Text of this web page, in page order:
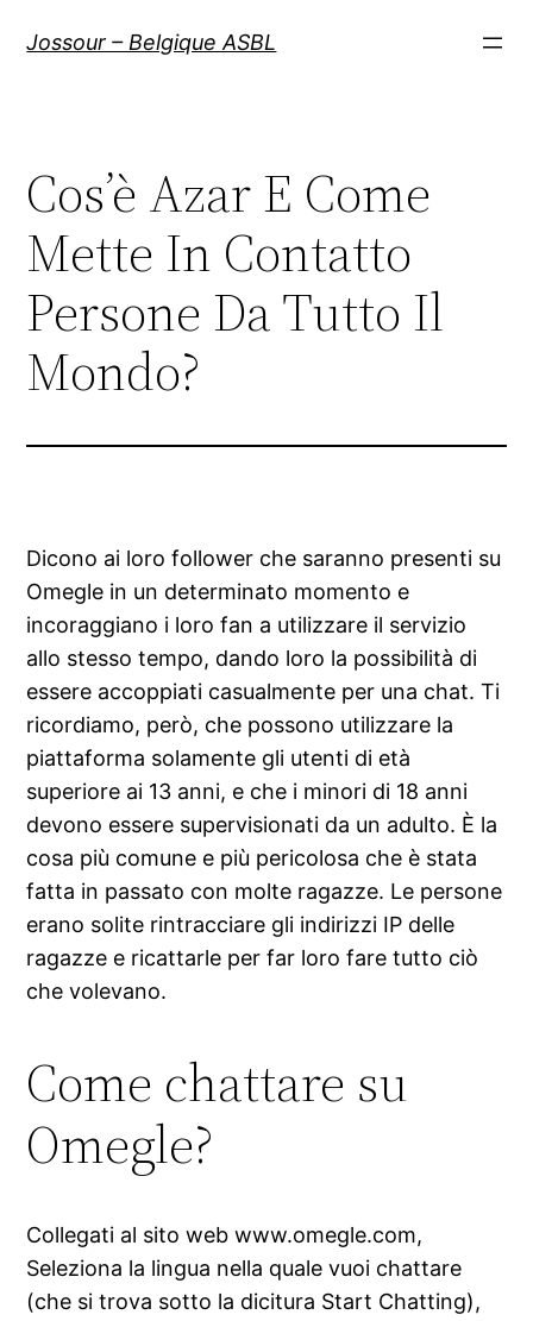
Jossour – Belgique ASBL
Cos’è Azar E Come
Mette In Contatto
Persone Da Tutto Il
Mondo?
Dicono ai loro follower che saranno presenti su
Omegle in un determinato momento e
incoraggiano i loro fan a utilizzare il servizio
allo stesso tempo, dando loro la possibilità di
essere accoppiati casualmente per una chat. Ti
ricordiamo, però, che possono utilizzare la
piattaforma solamente gli utenti di età
superiore ai 13 anni, e che i minori di 18 anni
devono essere supervisionati da un adulto. È la
cosa più comune e più pericolosa che è stata
fatta in passato con molte ragazze. Le persone
erano solite rintracciare gli indirizzi IP delle
ragazze e ricattarle per far loro fare tutto ciò
che volevano.
Come chattare su
Omegle?
Collegati al sito web www.omegle.com,
Seleziona la lingua nella quale vuoi chattare
(che si trova sotto la dicitura Start Chatting),